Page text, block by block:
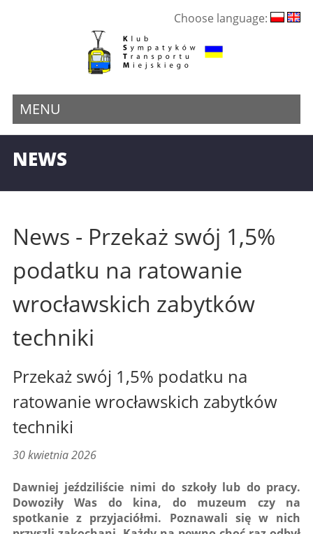
Choose language:
MENU
NEWS
News - Przekaż swój 1,5%
podatku na ratowanie
wrocławskich zabytków
techniki
Przekaż swój 1,5% podatku na
ratowanie wrocławskich zabytków
techniki
30 kwietnia 2026
Dawniej jeździliście nimi do szkoły lub do pracy.
Dowoziły Was do kina, do muzeum czy na
spotkanie z przyjaciółmi. Poznawali się w nich